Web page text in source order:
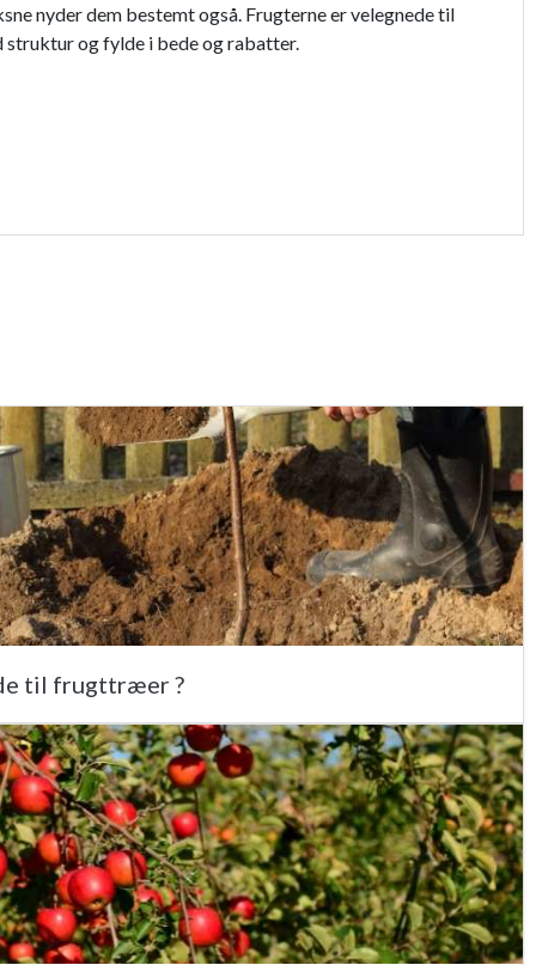
nyder dem bestemt også. Frugterne er velegnede til
struktur og fylde i bede og rabatter.
til frugttræer ?